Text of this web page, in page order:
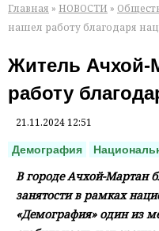
Главная » НОВОСТИ »
нашел работу благодаря
Житель Ачхой-
работу
21.11.2024 12:51
Демография
В городе Ачхой-Мартан
занятости в рамках
«Демография» один из